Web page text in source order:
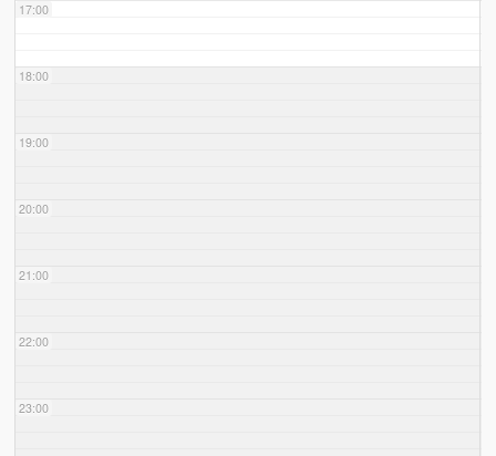
17:00
18:00
19:00
20:00
21:00
22:00
23:00